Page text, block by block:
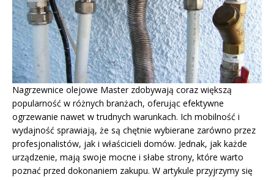
Nagrzewnice olejowe Master zdobywają coraz większą
popularność w różnych branżach, oferując efektywne
ogrzewanie nawet w trudnych warunkach. Ich mobilność i
wydajność sprawiają, że są chętnie wybierane zarówno przez
profesjonalistów, jak i właścicieli domów. Jednak, jak każde
urządzenie, mają swoje mocne i słabe strony, które warto
poznać przed dokonaniem zakupu. W artykule przyjrzymy się